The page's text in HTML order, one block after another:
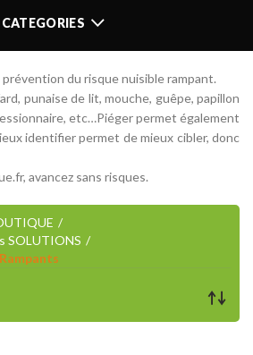
CATEGORIES
du risque nuisible rampant.
punaise de lit, mouche, guêpe, papillon
etc…Piéger permet également
identifier permet de mieux cibler, donc
avancez sans risques.
SOLUTIONS